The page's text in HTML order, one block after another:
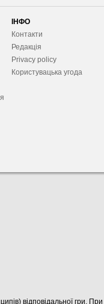
ІНФО
Контакти
Редакція
Privacy policy
Користувацька угода
відповідальної гри. При